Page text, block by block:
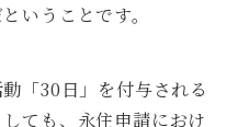
いうことです。
「30日」を付与される
ても、永住申請におけ